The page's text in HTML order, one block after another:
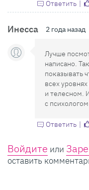
Ответить
Инесса 2 года назад
Лучше
написано.
показывать
всех
и телесном.
с
Ответить
Войдите или
оставить